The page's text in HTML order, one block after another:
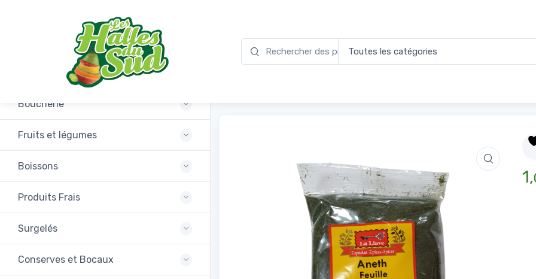
Promotions
Boucherie
Fruits et légumes
Boissons
Produits Frais
Surgelés
Conserves et Bocaux
1,